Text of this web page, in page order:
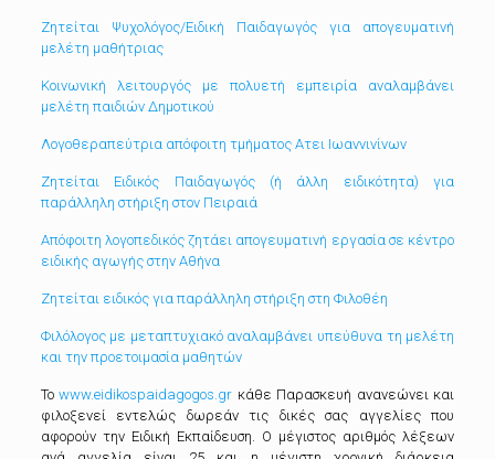
Ζητείται Ψυχολόγος/Ειδική Παιδαγωγός για απογευματινή
μελέτη μαθήτριας
Κοινωνική λειτουργός με πολυετή εμπειρία αναλαμβάνει
μελέτη παιδιών Δημοτικού
Λογοθεραπεύτρια απόφοιτη τμήματος Ατει Ιωαννινίνων
Ζητείται Ειδικός Παιδαγωγός (ή άλλη ειδικότητα) για
παράλληλη στήριξη στον Πειραιά
Απόφοιτη λογοπεδικός ζητάει απογευματινή εργασία σε κέντρο
ειδικής αγωγής στην Αθήνα
Ζητείται ειδικός για παράλληλη στήριξη στη Φιλοθέη
Φιλόλογος με μεταπτυχιακό αναλαμβάνει υπεύθυνα τη μελέτη
και την προετοιμασία μαθητών
Τοwww.eidikospaidagogos.gr κάθε Παρασκευή ανανεώνει και
φιλοξενεί εντελώς δωρεάν τις δικές σας αγγελίες που
αφορούν την Ειδική Εκπαίδευση. Ο μέγιστος αριθμός λέξεων